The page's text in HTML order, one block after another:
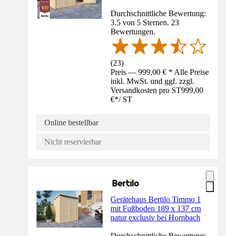
Durchschnittliche Bewertung:
3.5 von 5 Sternen. 23
Bewertungen.
(23)
Preis — 999,00 € * Alle Preise
inkl. MwSt. und ggf. zzgl.
Versandkosten pro ST999,00
€*/ ST
Online bestellbar
Nicht reservierbar
Gerätehaus Bertilo Timmo 1
mit Fußboden 189 x 137 cm
natur exclusiv bei Hornbach